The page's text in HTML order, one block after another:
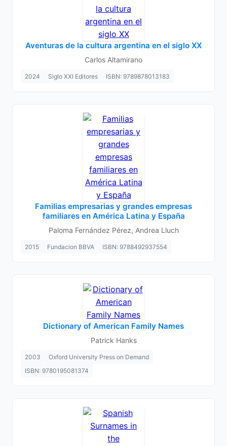
Aventuras de la cultura argentina en el siglo XX
Carlos Altamirano
2024 Siglo XXI Editores ISBN: 9789878013183
Familias empresarias y grandes empresas
familiares en América Latina y España
Paloma Fernández Pérez, Andrea Lluch
2015 Fundacion BBVA ISBN: 9788492937554
Dictionary of American Family Names
Patrick Hanks
2003
Oxford University Press on Demand
ISBN: 9780195081374